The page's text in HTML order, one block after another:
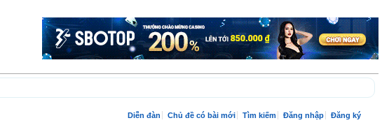
Diễn đàn Chủ đề có bài mới Tìm kiếm Đăng nhập Đăng ký